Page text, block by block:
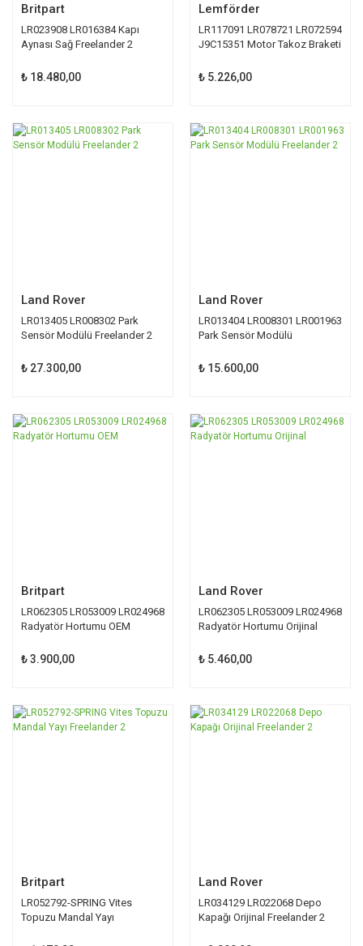
Britpart
LR023908 LR016384 Kapı
Aynası Sağ Freelander 2
₺ 18.480,00
Lemförder
LR117091 LR078721 LR072594
J9C15351 Motor Takoz Braketi
₺ 5.226,00
Land Rover
LR013405 LR008302 Park
Sensör Modülü Freelander 2
₺ 27.300,00
Land Rover
LR013404 LR008301 LR001963
Park Sensör Modülü
₺ 15.600,00
Britpart
LR062305 LR053009 LR024968
Radyatör Hortumu OEM
₺ 3.900,00
Land Rover
LR062305 LR053009 LR024968
Radyatör Hortumu Orijinal
₺ 5.460,00
Britpart
LR052792-SPRING Vites
Topuzu Mandal Yayı
Land Rover
LR034129 LR022068 Depo
Kapağı Orijinal Freelander 2